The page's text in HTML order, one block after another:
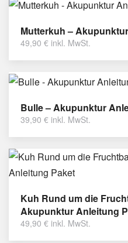
Mutterkuh –
49,90 € inkl. MwSt.
Bulle – Akupunktur
39,90 € inkl. MwSt.
Kuh Rund um die
Akupunktur Anleitung
49,90 € inkl. MwSt.